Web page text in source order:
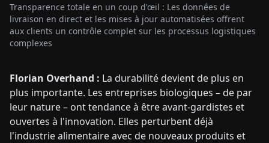
Florian Overhand : La durabilité devient de plus en
plus importante. Les entreprises biologiques – de par
leur nature – ont tendance à être avant-gardistes et
ouvertes à l'innovation. Elles perturbent déjà
l'industrie alimentaire avec de nouveaux produits et
Transparence totale en un coup d'œil : Les données de
livraison en direct et les mises à jour automatisées offrent
aux clients un contrôle complet sur les processus logistiques
complexes